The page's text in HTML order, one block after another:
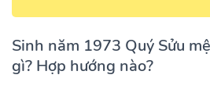
Sinh năm 1973 Quý Sửu
gì? Hợp hướng nào?